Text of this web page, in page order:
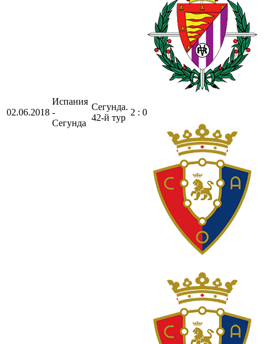
02.06.2018
Испания
-
Сегунда
Сегунда.
42-й тур
2 : 0